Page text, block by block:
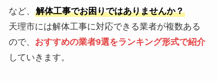
など、 解体工事でお困りではありませんか？
天理市には解体工事に対応できる業者が複数ある
ので、 おすすめの業者9選をランキング形式で紹介
していきます。